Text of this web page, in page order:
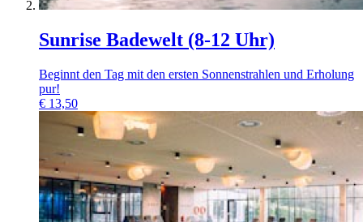
Sunrise Badewelt (8-12 Uhr)
Beginnt den Tag mit den ersten Sonnenstrahlen und Erholung
pur!
€ 13,50